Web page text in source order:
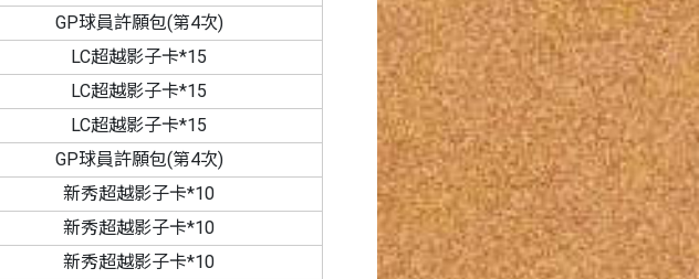
GP球員許願包(第4次)
LC超越影子卡*15
LC超越影子卡*15
LC超越影子卡*15
GP球員許願包(第4次)
新秀超越影子卡*10
新秀超越影子卡*10
新秀超越影子卡*10